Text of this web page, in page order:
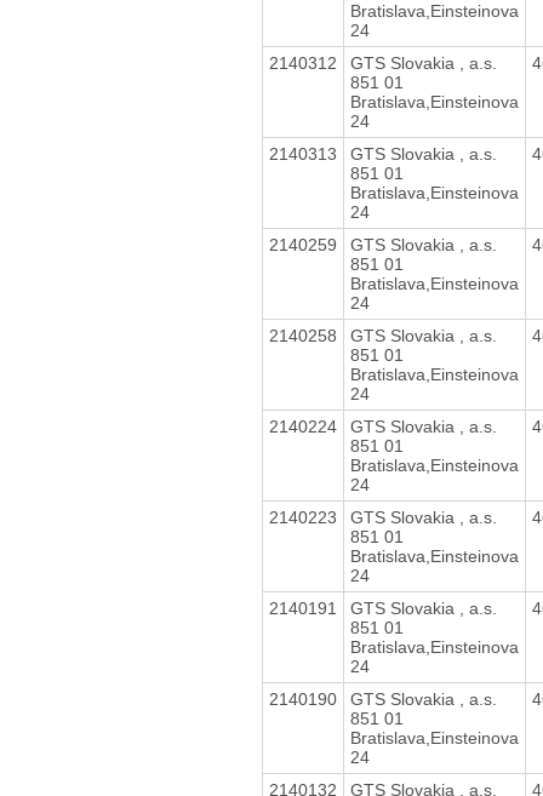
Bratislava,Einsteinova
24
2140312
GTS Slovakia , a.s.
851 01
Bratislava,Einsteinova
24
2140313
GTS Slovakia , a.s.
851 01
Bratislava,Einsteinova
24
2140259
GTS Slovakia , a.s.
851 01
Bratislava,Einsteinova
24
2140258
GTS Slovakia , a.s.
851 01
Bratislava,Einsteinova
24
2140224
GTS Slovakia , a.s.
851 01
Bratislava,Einsteinova
24
2140223
GTS Slovakia , a.s.
851 01
Bratislava,Einsteinova
24
2140191
GTS Slovakia , a.s.
851 01
Bratislava,Einsteinova
24
2140190
GTS Slovakia , a.s.
851 01
Bratislava,Einsteinova
24
2140132 GTS Slovakia , a.s.